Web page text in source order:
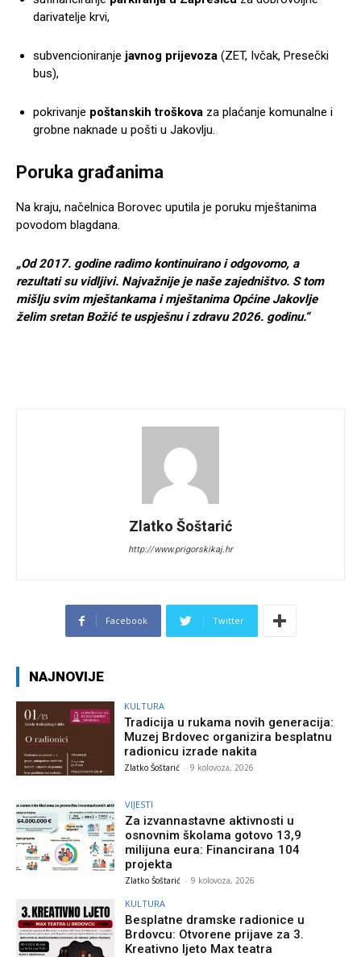
darivatelje krvi,
subvencioniranje javnog prijevoza (ZET, Ivčak, Presečki
bus),
pokrivanje poštanskih troškova za plaćanje komunalne i
grobne naknade u pošti u Jakovlju.
Poruka građanima
Na kraju, načelnica Borovec uputila je poruku mještanima
povodom blagdana.
„Od 2017. godine radimo kontinuirano i odgovorno, a
rezultati su vidljivi. Najvažnije je naše zajedništvo. S tom
mišlju svim mještankama i mještanima Općine Jakovlje
želim sretan Božić te uspješnu i zdravu 2026. godinu.“
Zlatko Šoštarić
http://www.prigorskikaj.hr
Facebook Twitter
NAJNOVIJE
KULTURA
Tradicija u rukama novih generacija:
Muzej Brdovec organizira besplatnu
radionicu izrade nakita
Zlatko Šoštarić - 9 kolovoza, 2026
VIJESTI
Za izvannastavne aktivnosti u
osnovnim školama gotovo 13,9
milijuna eura: Financirana 104
projekta
Zlatko Šoštarić - 9 kolovoza, 2026
KULTURA
Besplatne dramske radionice u
Brdovcu: Otvorene prijave za 3.
Kreativno ljeto Max teatra